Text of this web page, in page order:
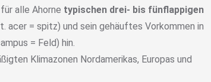
alle Ahorne typischen drei- bis fünflappigen
acer = spitz) und sein gehäuftes Vorkommen in
= Feld) hin.
Klimazonen Nordamerikas, Europas und